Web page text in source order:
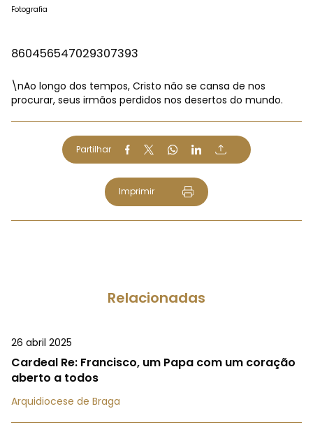
Fotografia
860456547029307393
\nAo longo dos tempos, Cristo não se cansa de nos
procurar, seus irmãos perdidos nos desertos do mundo.
Partilhar
Imprimir
Relacionadas
26 abril 2025
Cardeal Re: Francisco, um Papa com um coração
aberto a todos
Arquidiocese de Braga